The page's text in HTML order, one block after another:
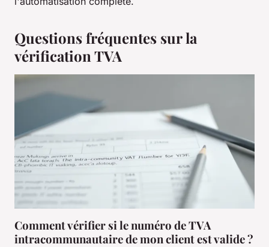
Questions fréquentes sur la
vérification TVA
Comment vérifier si le numéro de TVA
intracommunautaire de mon client est valide ?